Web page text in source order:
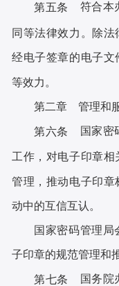
第五条 符合本
同等法律效力。除法
经电子签章的电子文
等效力。
第二章 管理和
第六条 国家密
工作，对电子印章
管理，推动电子印
动中的互信互认。
国家密码管理局
子印章的规范管理和
第七条 国务院